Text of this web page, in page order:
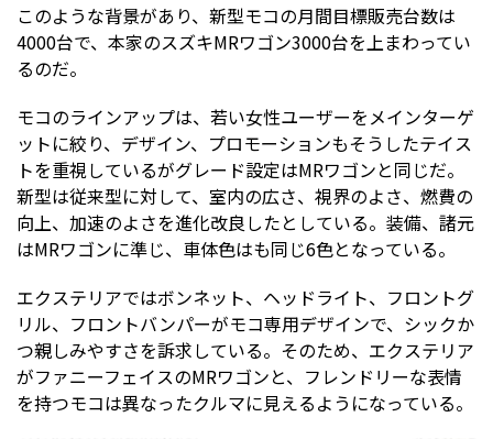
このような背景があり、新型モコの月間目標販売台数は
4000台で、本家のスズキMRワゴン3000台を上まわってい
るのだ。
モコのラインアップは、若い女性ユーザーをメインターゲ
ットに絞り、デザイン、プロモーションもそうしたテイス
トを重視しているがグレード設定はMRワゴンと同じだ。
新型は従来型に対して、室内の広さ、視界のよさ、燃費の
向上、加速のよさを進化改良したとしている。装備、諸元
はMRワゴンに準じ、車体色はも同じ6色となっている。
エクステリアではボンネット、ヘッドライト、フロントグ
リル、フロントバンパーがモコ専用デザインで、シックか
つ親しみやすさを訴求している。そのため、エクステリア
がファニーフェイスのMRワゴンと、フレンドリーな表情
を持つモコは異なったクルマに見えるようになっている。